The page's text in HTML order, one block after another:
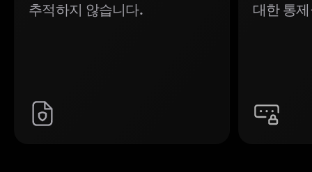
추적하지 않습니다.
대한 통